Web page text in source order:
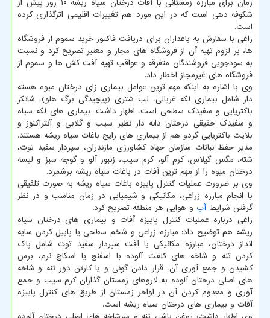
زمان برای مبارزه زمستانی با آفات درختان سیاه ریشه ۱۰ روز پیش از
شکوفه دهی است که در این مورد هم تغییرات اقلیمی اثرگذاری کرده
است.
زاغی با سفارش به باغداران برای دریافت فاکتور خرید سموم از فروشگاه
ها، بر لزوم تهیه آن از فروشگاه های مجاز و معتبر تصریح کرد و نسبت
به سودجویی فروشندگان متفرقه و عواقب تهیه آفت کش ها و سموم از
فروشگاه های غیرمجاز اخطار داد.
وی با اشاره به اینکه مهم ترین عوامل بیماری زای درختان میوه هسته
دار شامل بیماری لکه غربالی، لب شتری (پیچیدگی برگ هلو)، شانکر
باکتریایی و سفیدک سطحی است، اظهار داشت: بیماری های لکه سیاه
و سفیدک حقیقی درختان دانه دار نظیر سیب و گلابی و آنتراکنوز و
بلایت باکتریایی گردو هم از بیماری های رایج باغات سیاه ریشه هستند.
مدیر حفظ نباتات سازمان جهاد کشاورزی مازندران، سپردار سفید توت،
شته، مگس گیلاس، کرم آلو، کرم سیب، زنبور آلو و گوجه سبز و لیسه
درختان میوه را از مهم ترین آفات در باغات سیاه ریشه برشمرد.
وی بر ضرورت عملیات کنترل پاییزه باغات سیاه ریشه به صورت تلفیقی
با انجام مبارزه زراعی، مکانیکی و شیمیایی در زمان مناسب و در نظر
گرفتن شرایطآب و هوایی هر منطقه تصریح کرد.
زاغی درباره عملیات کنترل پاییزه آفات و بیماری های درختان سیاه
ریشه هم توضیح داد: مبارزه زراعی و شخم سطحی یا پابیل کردن سایه
انداز درختان، مبارزه مکانیکی با آفت سپردار سفید توت شامل پاک
کردن تنه و شاخه های کلفت آلوده با اسفنج یا اسکاچ نرم، برس
کشیدن و جمع آوری آن، قرار دادن گونی و یا کارتن دور تنه و شاخه
های اصلی درختان آلوده به لاروهای زمستان گذاران کرم سیب و جمع
آوری و معدوم کردن آن در اواخر زمستان از طریق های کنترل پاییزه
آفات و بیماری های درختان سیاه ریشه است.